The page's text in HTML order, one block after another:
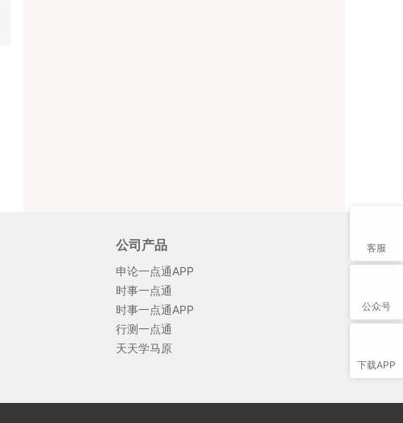
客服
公众号
下载APP
公司产品
申论一点通APP
时事一点通
时事一点通APP
行测一点通
天天学马原